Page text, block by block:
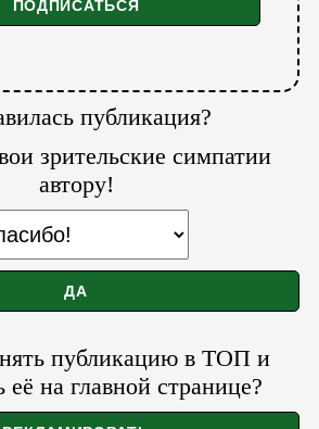
публикация?
зрительские симпатии
автору!
публикацию в ТОП и
её на главной странице?